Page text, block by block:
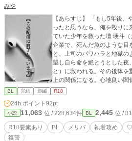
みや
【あらすじ】 「もし5年後、やっぱりあの時死んどけばよか
ったと思うなら、俺を殴りに来い」 5年前、自殺
ていた少年を救った壇 瑛斗
企業で、死んだ魚のような目
と、上司のパワハラと地獄
望し自ら命を絶とうとした夜
と）に救われる。その後体
上の関係になる。心地良い関
の過激ファンと特定班に恐怖
る湊との関係を切ろうとするが－－－。 大人
レ美形×限界社畜男前サラリーマン ⚠️注意⚠️ 本作品
骨な性的描写(濁点・♡喘ぎ)
断)、精神破壊(洗脳、監禁)、
にかくバッドエンドに限りな
BL 完結 短編 R18
24h.ポイント 92pt
小説 11,063 位 / 228,634件 BL 2,445 位 /
R18要素あり BL メリバ 執着攻め ♡
復讐